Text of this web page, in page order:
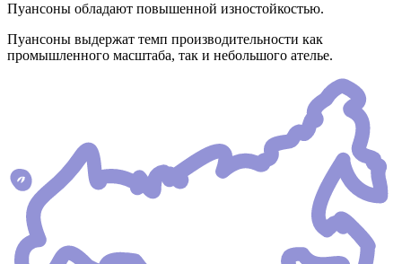
Пуансоны обладают повышенной изностойкостью.
Пуансоны выдержат темп производительности как
промышленного масштаба, так и небольшого ателье.